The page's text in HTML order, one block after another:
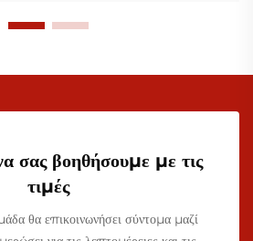
σας βοηθήσουμε με τις
τιμές
θα επικοινωνήσει σύντομα μαζί